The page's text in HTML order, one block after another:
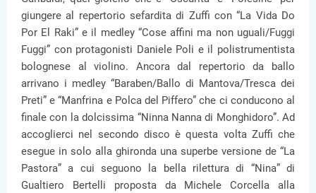
giungere al repertorio sefardita di Zuffi con “La Vida Do
Por El Raki” e il medley “Cose affini ma non uguali/Fuggi
Fuggi” con protagonisti Daniele Poli e il polistrumentista
bolognese al violino. Ancora dal repertorio da ballo
arrivano i medley “Baraben/Ballo di Mantova/Tresca dei
Preti” e “Manfrina e Polca del Piffero” che ci conducono al
finale con la dolcissima “Ninna Nanna di Monghidoro”. Ad
accoglierci nel secondo disco è questa volta Zuffi che
esegue in solo alla ghironda una superbe versione de “La
Pastora” a cui seguono la bella rilettura di “Nina” di
Gualtiero Bertelli proposta da Michele Corcella alla